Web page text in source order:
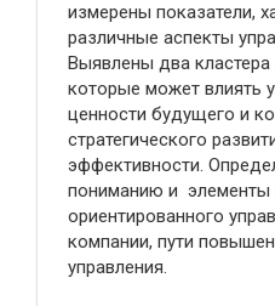
измерены показатели,
различные аспекты
Выявлены два кластера
которые может влиять
ценности будущего и
стратегического
эффективности.
пониманию и элементы
ориентированного
компании, пути
управления.